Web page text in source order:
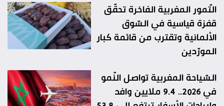
التّمور المغربية الفاخرة تحقّق
قفزة قياسية في السّوق
الألمانية وتقترب من قائمة كبار
المورّدين
السّياحة المغربية تواصل النّمو
في 2026.. 9.4 ملايين وافد